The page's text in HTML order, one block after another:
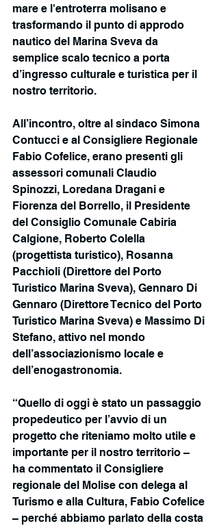
mare e l'entroterra molisano e
trasformando il punto di approdo
nautico del Marina Sveva da
semplice scalo tecnico a porta
d’ingresso culturale e turistica per il
nostro territorio.
All’incontro, oltre al sindaco Simona
Contucci e al Consigliere Regionale
Fabio Cofelice, erano presenti gli
assessori comunali Claudio
Spinozzi, Loredana Dragani e
Fiorenza del Borrello, il Presidente
del Consiglio Comunale Cabiria
Calgione, Roberto Colella
(progettista turistico), Rosanna
Pacchioli (Direttore del Porto
Turistico Marina Sveva), Gennaro Di
Gennaro (Direttore Tecnico del Porto
Turistico Marina Sveva) e Massimo Di
Stefano, attivo nel mondo
dell’associazionismo locale e
dell’enogastronomia.
“Quello di oggi è stato un passaggio
propedeutico per l’avvio di un
progetto che riteniamo molto utile e
importante per il nostro territorio –
ha commentato il Consigliere
regionale del Molise con delega al
Turismo e alla Cultura, Fabio Cofelice
– perché abbiamo parlato della costa